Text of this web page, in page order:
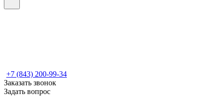
+7 (843) 200-99-34
Заказать звонок
Задать вопрос